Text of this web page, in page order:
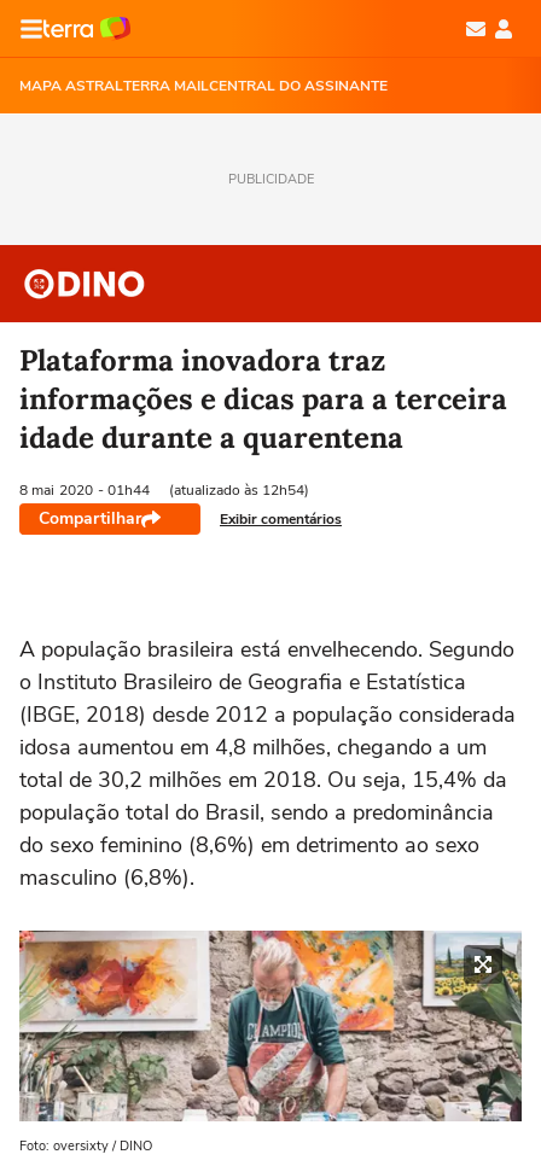
MAPA ASTRALTERRA MAILCENTRAL DO ASSINANTE
PUBLICIDADE
Plataforma inovadora traz
informações e dicas para a terceira
idade durante a quarentena
8 mai 2020 - 01h44 (atualizado às 12h54)
Compartilhar Exibir comentários
A população brasileira está envelhecendo. Segundo
o Instituto Brasileiro de Geografia e Estatística
(IBGE, 2018) desde 2012 a população considerada
idosa aumentou em 4,8 milhões, chegando a um
total de 30,2 milhões em 2018. Ou seja, 15,4% da
população total do Brasil, sendo a predominância
do sexo feminino (8,6%) em detrimento ao sexo
masculino (6,8%).
Foto: oversixty / DINO